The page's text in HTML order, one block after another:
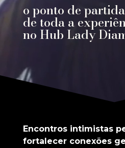
o ponto de partida
de toda a
no Hub Lady
Encontros intimistas
fortalecer conexões